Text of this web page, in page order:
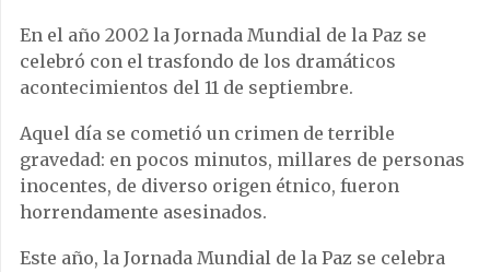
En el año 2002 la Jornada Mundial de la Paz se
celebró con el trasfondo de los dramáticos
acontecimientos del 11 de septiembre.
Aquel día se cometió un crimen de terrible
gravedad: en pocos minutos, millares de personas
inocentes, de diverso origen étnico, fueron
horrendamente asesinados.
Este año, la Jornada Mundial de la Paz se celebra